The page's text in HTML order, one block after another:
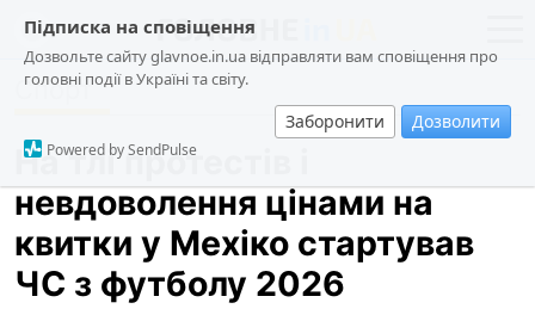
Підписка на сповіщення
Дозвольте сайту glavnoe.in.ua відправляти вам сповіщення про
головні події в Україні та світу.
Заборонити Дозволити
Powered by SendPulse
новини
про проєкт
суспільство
події
кримінал
техно
Спорт
На тлі протестів і
невдоволення цінами на
квитки у Мехіко стартував
ЧС з футболу 2026